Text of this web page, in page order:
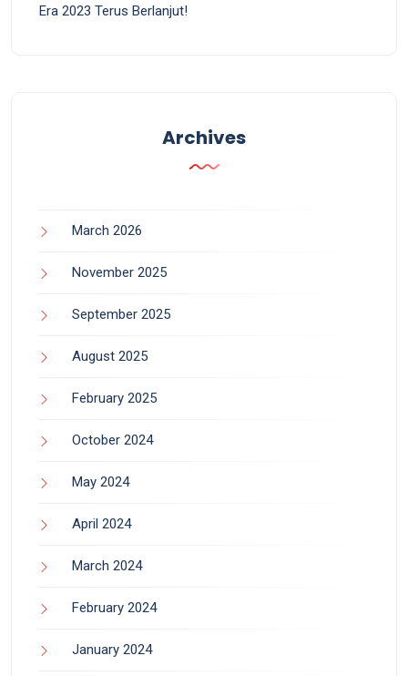
Era 2023 Terus Berlanjut!
Archives
March 2026
November 2025
September 2025
August 2025
February 2025
October 2024
May 2024
April 2024
March 2024
February 2024
January 2024